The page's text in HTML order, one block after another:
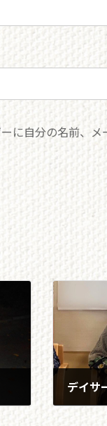
に自分の名前、メ
デイサ